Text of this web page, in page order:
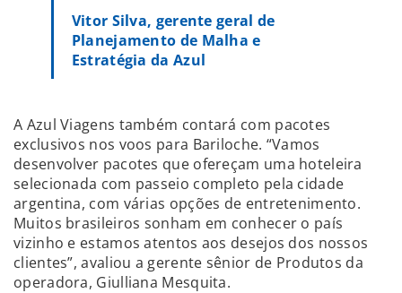
Vitor Silva, gerente geral de
Planejamento de Malha e
Estratégia da Azul
A Azul Viagens também contará com pacotes
exclusivos nos voos para Bariloche. “Vamos
desenvolver pacotes que ofereçam uma hoteleira
selecionada com passeio completo pela cidade
argentina, com várias opções de entretenimento.
Muitos brasileiros sonham em conhecer o país
vizinho e estamos atentos aos desejos dos nossos
clientes”, avaliou a gerente sênior de Produtos da
operadora, Giulliana Mesquita.